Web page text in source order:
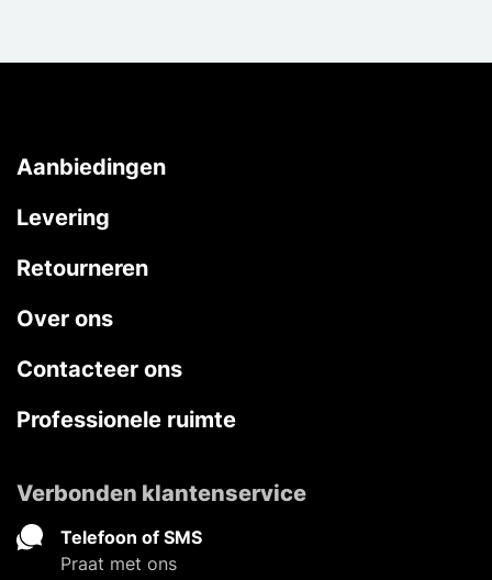
Aanbiedingen
Levering
Retourneren
Over ons
Contacteer ons
Professionele ruimte
Verbonden klantenservice
Telefoon of SMS
Praat met ons